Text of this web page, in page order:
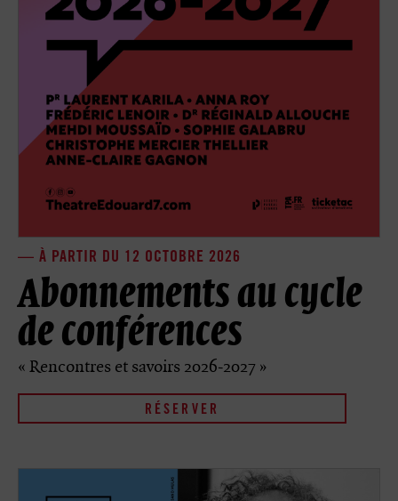
À PARTIR DU 12 OCTOBRE 2026
Abonnements au cycle
de conférences
« Rencontres et savoirs 2026-2027 »
RÉSERVER